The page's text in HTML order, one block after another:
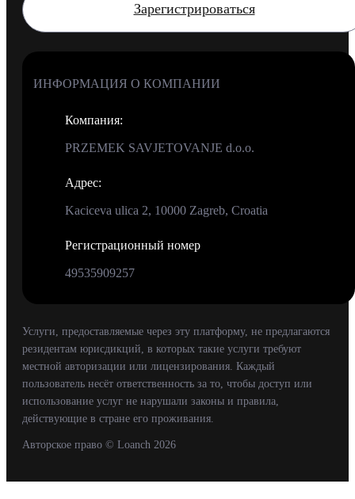
Зарегистрироваться
ИНФОРМАЦИЯ О КОМПАНИИ
Компания:
PRZEMEK SAVJETOVANJE d.o.o.
Адрес:
Kaciceva ulica 2, 10000 Zagreb, Croatia
Регистрационный номер
49535909257
Услуги, предоставляемые через эту платформу, не предлагаются
резидентам юрисдикций, в которых такие услуги требуют
местной авторизации или лицензирования. Каждый
пользователь несёт ответственность за то, чтобы доступ или
использование услуг не нарушали законы и правила,
действующие в стране его проживания.
Авторское право © Loanch 2026